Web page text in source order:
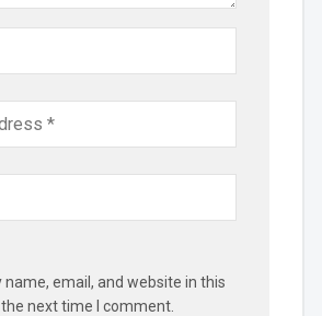
name, email, and website in this
next time I comment.